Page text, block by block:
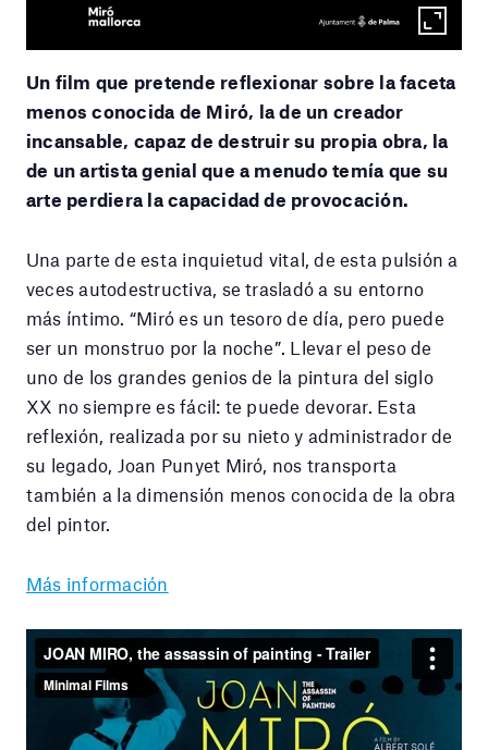
Un film que pretende reflexionar sobre la faceta
menos conocida de Miró, la de un creador
incansable, capaz de destruir su propia obra, la
de un artista genial que a menudo temía que su
arte perdiera la capacidad de provocación.
Una parte de esta inquietud vital, de esta pulsión a
veces autodestructiva, se trasladó a su entorno
más íntimo. “Miró es un tesoro de día, pero puede
ser un monstruo por la noche”. Llevar el peso de
uno de los grandes genios de la pintura del siglo
XX no siempre es fácil: te puede devorar. Esta
reflexión, realizada por su nieto y administrador de
su legado, Joan Punyet Miró, nos transporta
también a la dimensión menos conocida de la obra
del pintor.
Más información